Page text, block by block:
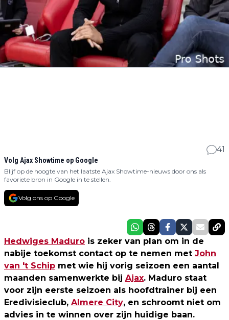
41
Volg Ajax Showtime op Google
Blijf op de hoogte van het laatste Ajax Showtime-nieuws door ons als
favoriete bron in Google in te stellen.
Volg ons op Google
Hedwiges Maduro is zeker van plan om in de
nabije toekomst contact op te nemen met John
van 't Schip met wie hij vorig seizoen een aantal
maanden samenwerkte bij Ajax. Maduro staat
voor zijn eerste seizoen als hoofdtrainer bij een
Eredivisieclub, Almere City, en schroomt niet om
advies in te winnen over zijn huidige baan.